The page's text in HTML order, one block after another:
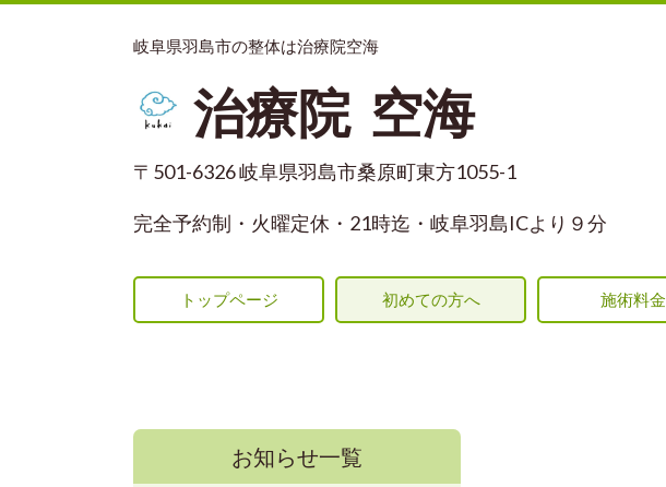
岐阜県羽島市の整体は治療院空海
治療院 空海
〒501-6326 岐阜県羽島市桑原町東方1055-1
完全予約制・火曜定休 ・21時迄・岐阜羽島ICより９分
トップページ 初めての方へ 施術料金
お知らせ一覧